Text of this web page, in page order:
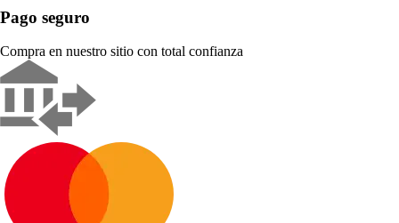
Pago seguro
Compra en nuestro sitio con total confianza